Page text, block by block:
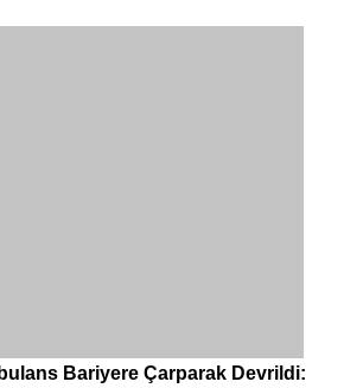
Bariyere Çarparak Devrildi: